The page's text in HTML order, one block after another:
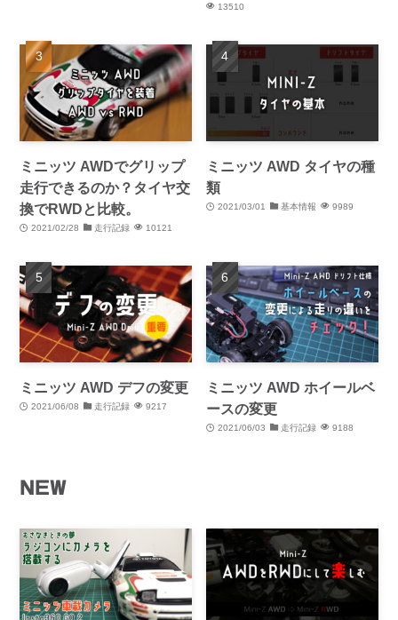
13510
ミニッツ AWDでグリップ
走行できるのか？タイヤ交
換でRWDと比較。
2021/02/28 走行記録 10121
ミニッツ AWD タイヤの種
類
2021/03/01 基本情報 9989
ミニッツ AWD デフの変更
2021/06/08 走行記録 9217
ミニッツ AWD ホイールベ
ースの変更
2021/06/03 走行記録 9188
NEW